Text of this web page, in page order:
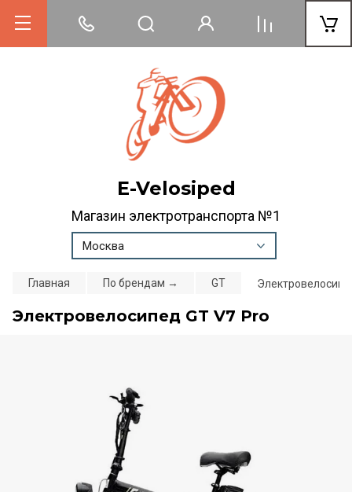
E-Velosiped
Магазин электротранспорта №1
Москва
Главная По брендам → GT
Электровелосипед GT V7 Pro